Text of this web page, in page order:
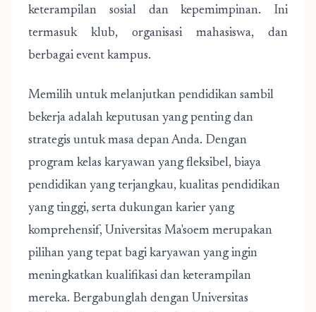
keterampilan sosial dan kepemimpinan. Ini
termasuk klub, organisasi mahasiswa, dan
berbagai event kampus.
Memilih untuk melanjutkan pendidikan sambil
bekerja adalah keputusan yang penting dan
strategis untuk masa depan Anda. Dengan
program kelas karyawan yang fleksibel, biaya
pendidikan yang terjangkau, kualitas pendidikan
yang tinggi, serta dukungan karier yang
komprehensif, Universitas Ma'soem merupakan
pilihan yang tepat bagi karyawan yang ingin
meningkatkan kualifikasi dan keterampilan
mereka. Bergabunglah dengan Universitas